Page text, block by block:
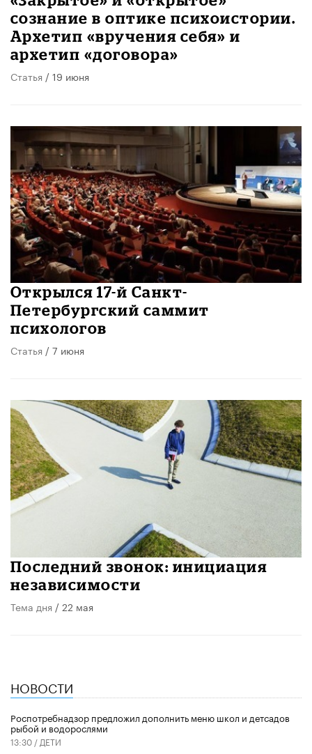
сознание в оптике психоистории.
Архетип «вручения себя» и
архетип «договора»
Статья / 19 июня
Открылся 17-й Санкт-
Петербургский саммит
психологов
Статья / 7 июня
Последний звонок: инициация
независимости
Тема дня / 22 мая
НОВОСТИ
Роспотребнадзор предложил дополнить меню школ и детсадов
рыбой и водорослями
13:30 / ДЕТИ